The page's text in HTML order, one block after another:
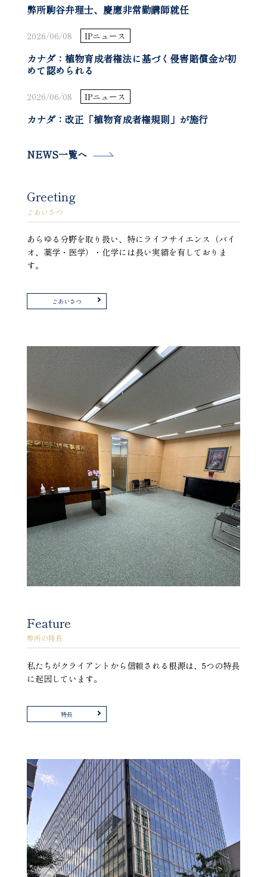
弊所駒谷弁理士、慶應非常勤講師就任
2026/06/08 IPニュース
カナダ：植物育成者権法に基づく侵害賠償金が初
めて認められる
2026/06/08 IPニュース
カナダ：改正「植物育成者権規則」が施行
NEWS一覧へ
Greeting
ごあいさつ
あらゆる分野を取り扱い、特にライフサイエンス（バイ
オ、薬学・医学）・化学には長い実績を有しておりま
す。
ごあいさつ
Feature
弊所の特長
私たちがクライアントから信頼される根源は、5つの特長
に起因しています。
特長